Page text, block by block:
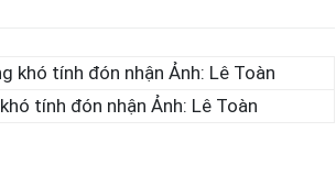
tính đón nhận Ảnh: Lê Toàn